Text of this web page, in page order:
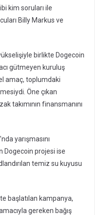
kim soruları ile
Billy Markus ve
birlikte Dogecoin
gütmeyen kuruluş
amaç, toplumdaki
Öne çıkan
takımının finansmanını
yarışmasını
Dogecoin projesi ise
temiz su kuyusu
başlatılan kampanya,
gereken bağış